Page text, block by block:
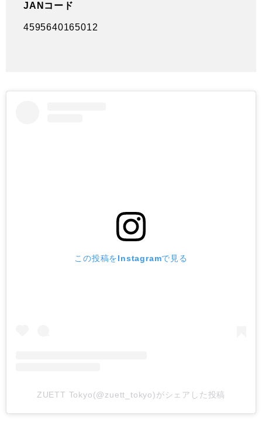
JANコード
4595640165012
この投稿をInstagramで見る
ZUETT Tokyo(@zuett_tokyo)がシェアした投稿